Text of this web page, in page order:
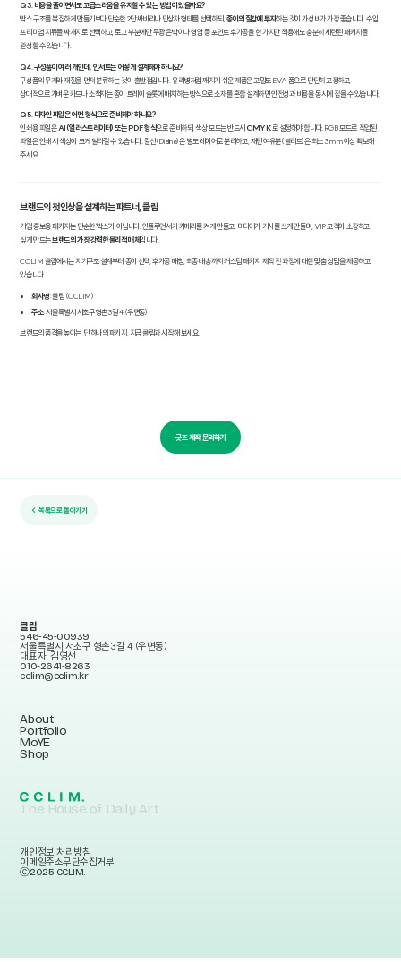
Q3. 비용을 줄이면서도 고급스러움을 유지할 수 있는 방법이 있을까요?
박스 구조를 복잡하게 만들기보다 단순한 2단 싸바리나 단상자 형태를 선택하되,종이의 질감에 투자하는 것이 가성비가 가장 좋습니다. 수입
프리미엄 지류를 싸개지로 선택하고, 로고 부분에만 무광 은박이나 형압 등 포인트 후가공을 한 가지만 적용해도 충분히 세련된 패키지를
완성할 수 있습니다.
Q4. 구성품이 여러 개인데, 인서트는 어떻게 설계해야 하나요?
구성품의 무게와 재질을 먼저 분류하는 것이 출발점입니다. 유리병처럼 깨지기 쉬운 제품은 고밀도 EVA 폼으로 단단히 고정하고,
상대적으로 가벼운 카드나 소책자는 종이 트레이 슬롯에 배치하는 방식으로 소재를 혼합 설계하면 안전성과 비용을 동시에 잡을 수 있습니다.
Q5. 디자인 파일은 어떤 형식으로 준비해야 하나요?
인쇄용 파일은AI(일러스트레이터) 또는 PDF 형식으로 준비하되, 색상 모드는 반드시 CMYK로 설정해야 합니다. RGB 모드로 작업된
파일은 인쇄 시 색상이 크게 달라질 수 있습니다. 칼선(Dieline)은 별도 레이어로 분리하고, 재단 여유분(블리드)은 최소 3mm 이상 확보해
주세요.
브랜드의 첫인상을 설계하는 파트너, 클림
기업 홍보용 패키지는 단순한 '박스'가 아닙니다. 인플루언서가 카메라를 켜게 만들고, 미디어가 기사를 쓰게 만들며, VIP 고객이 소장하고
싶게 만드는브랜드의 가장 강력한 물리적 매체 입니다.
CCLIM 클림에서는 지기구조 설계부터 종이 선택, 후가공 매칭, 최종 배송까지 커스텀 패키지 제작 전 과정에 대한 맞춤 상담을 제공하고
있습니다.
회사명: 클림 (CCLIM)
주소: 서울특별시 서초구 형촌3길 4 (우면동)
브랜드의 품격을 높이는 단 하나의 패키지, 지금 클림과 시작해 보세요.
굿즈 제작 문의하기
← 목록으로 돌아가기
클림
546-45-00939
서울특별시 서초구 형촌3길 4 (우면동)
대표자: 김영선
010-2641-8263
cclim@cclim.kr
About
Portfolio
MoYE
Shop
The House of Daily Art
개인정보 처리방침
이메일주소무단수집거부
Ⓒ2025 CCLIM.